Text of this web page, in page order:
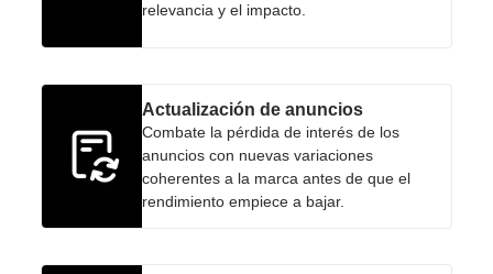
relevancia y el impacto.
Actualización de anuncios
Combate la pérdida de interés de los
anuncios con nuevas variaciones
coherentes a la marca antes de que el
rendimiento empiece a bajar.